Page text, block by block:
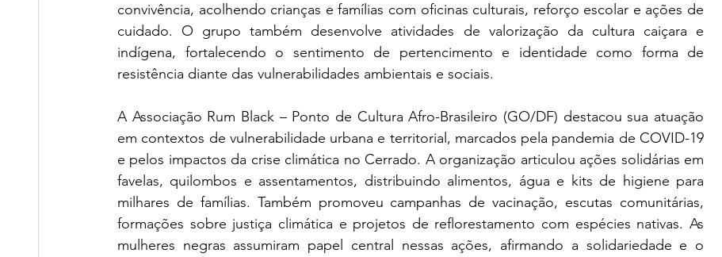
convivência, acolhendo crianças e famílias com oficinas culturais, reforço escolar e ações de
cuidado. O grupo também desenvolve atividades de valorização da cultura caiçara e
indígena, fortalecendo o sentimento de pertencimento e identidade como forma de
resistência diante das vulnerabilidades ambientais e sociais.
A Associação Rum Black – Ponto de Cultura Afro-Brasileiro (GO/DF) destacou sua atuação
em contextos de vulnerabilidade urbana e territorial, marcados pela pandemia de COVID-19
e pelos impactos da crise climática no Cerrado. A organização articulou ações solidárias em
favelas, quilombos e assentamentos, distribuindo alimentos, água e kits de higiene para
milhares de famílias. Também promoveu campanhas de vacinação, escutas comunitárias,
formações sobre justiça climática e projetos de reflorestamento com espécies nativas. As
mulheres negras assumiram papel central nessas ações, afirmando a solidariedade e o